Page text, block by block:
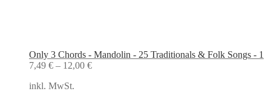
Only 3 Chords - Mandolin - 25 Traditionals & Folk Songs - 1
7,49 € – 12,00 €
inkl. MwSt.